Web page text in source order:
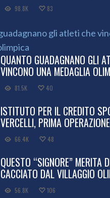
98.8K 83
QUANTO GUADAGNANO GLI
VINCONO UNA MEDAGLIA
81.5K 40
ISTITUTO PER IL CREDITO
VERCELLI, PRIMA
66.4K 48
QUESTO “SIGNORE” MERITA
CACCIATO DAL VILLAGGIO
56.8K 106